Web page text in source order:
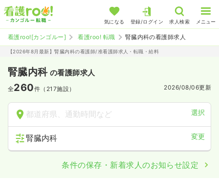
気になる 登録/ログイン 求人検索 メニュー
看護roo![カンゴルー] 看護roo! 転職 腎臓内科の看護師求人
【2026年8月最新】腎臓内科の看護師/准看護師求人・転職・給料
腎臓内科 の看護師求人
全260件（217施設） 2026/08/06更新
都道府県、通勤時間など 選択
腎臓内科 変更
条件の保存・新着求人のお知らせ設定